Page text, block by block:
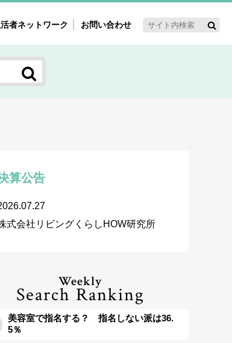
点テーマ
ケット研究室
者ネットワーク お問い合わせ
算公告
式会社リビングくらしHOW研究所
Weekly
Search Ranking
美容室で指名する？ 指名しない派は36.
5％